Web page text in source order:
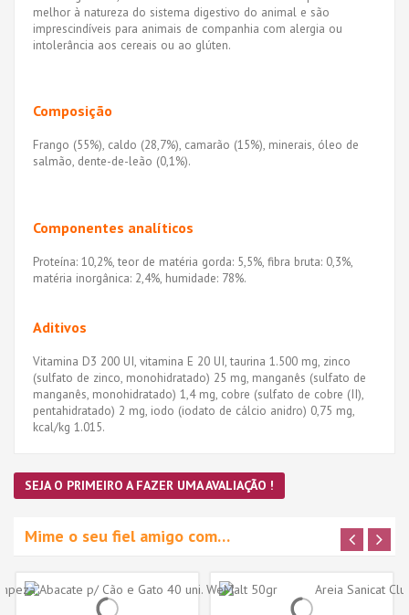
melhor à natureza do sistema digestivo do animal e são
imprescindíveis para animais de companhia com alergia ou
intolerância aos cereais ou ao glúten.
Composição
Frango (55%), caldo (28,7%), camarão (15%), minerais, óleo de
salmão, dente-de-leão (0,1%).
Componentes analíticos
Proteína: 10,2%, teor de matéria gorda: 5,5%, fibra bruta: 0,3%,
matéria inorgânica: 2,4%, humidade: 78%.
Aditivos
Vitamina D3 200 UI, vitamina E 20 UI, taurina 1.500 mg, zinco
(sulfato de zinco, monohidratado) 25 mg, manganês (sulfato de
manganês, monohidratado) 1,4 mg, cobre (sulfato de cobre (II),
pentahidratado) 2 mg, iodo (iodato de cálcio anidro) 0,75 mg,
kcal/kg 1.015.
SEJA O PRIMEIRO A FAZER UMA AVALIAÇÃO !
Mime o seu fiel amigo com…